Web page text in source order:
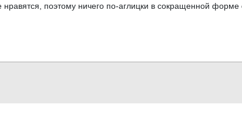
поэтому ничего по-аглицки в сокращенной форме